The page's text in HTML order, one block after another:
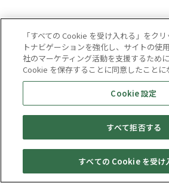
キャンペーン 店舗一覧 Web予約
「すべての Cookie を受け入れる」をク
トナビゲーションを強化し、サイトの使
社のマーケティング活動を支援するため
Cookie を保存することに同意したことに
Cookie 設定
すべて拒否する
すべての Cookie を受け